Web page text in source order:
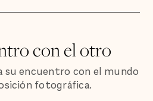
con el otro
su encuentro con el mundo
fotográfica.